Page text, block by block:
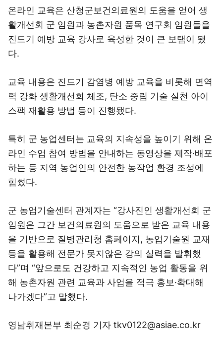
온라인 교육은 산청군보건의료원의 도움을 얻어 생
활개선회 군 임원과 농촌자원 품목 연구회 임원들을
진드기 예방 교육 강사로 육성한 것이 큰 보탬이 됐
다.
교육 내용은 진드기 감염병 예방 교육을 비롯해 면역
력 강화 생활개선회 체조, 탄소 중립 기술 실천 아이
스팩 재활용 방법 등이 진행됐다.
특히 군 농업센터는 교육의 지속성을 높이기 위해 온
라인 수업 참여 방법을 안내하는 동영상을 제작·배포
하는 등 지역 농업인의 안전한 농작업 환경 조성에
힘썼다.
군 농업기술센터 관계자는 “강사진인 생활개선회 군
임원은 그간 보건의료원의 도움으로 받은 교육 내용
을 기반으로 질병관리청 홈페이지, 농업기술원 교재
등을 활용해 전문가 못지않은 강의 실력을 발휘했
다”며 “앞으로도 건강하고 지속적인 농업 활동을 위
해 농촌자원 관련 교육과 사업을 적극 홍보·확대해
나가겠다”고 말했다.
영남취재본부 최순경 기자 tkv0122@asiae.co.kr